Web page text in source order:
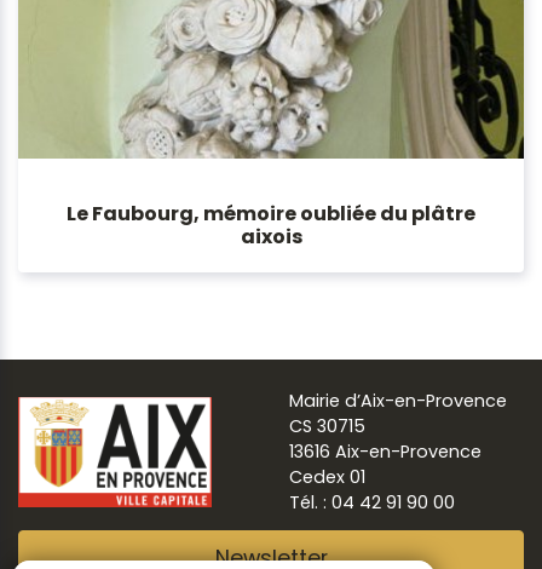
Le Faubourg, mémoire oubliée du plâtre
aixois
Mairie d’Aix-en-Provence
CS 30715
13616 Aix-en-Provence
Cedex 01
Tél. : 04 42 91 90 00
Newsletter